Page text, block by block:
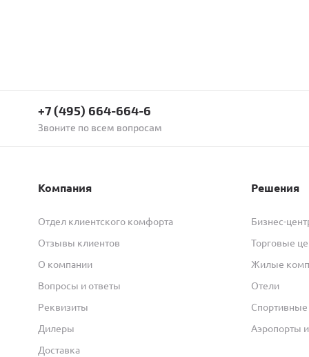
+7 (495) 664-664-6
Звоните по всем вопросам
Компания
Отдел клиентского комфорта
Отзывы клиентов
О компании
Вопросы и ответы
Реквизиты
Дилеры
Доставка
Решения
Бизнес-
Торговые
Жилые
Отели
Аэропорты